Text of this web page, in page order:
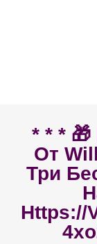
* * *
От
Три
Https://